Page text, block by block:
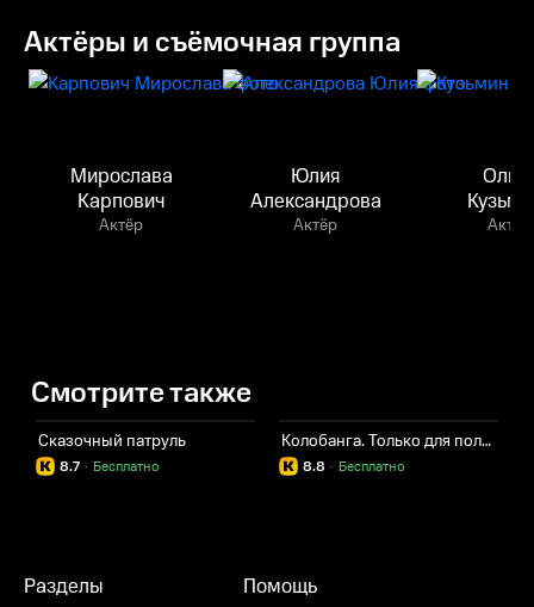
Актёры и съёмочная группа
Мирослава
Карпович
Актёр
Юлия
Александрова
Актёр Актёр
Смотрите также
Сказочный патруль
8.7 Бесплатно
·
Колобанга. Только для пользователей Интернета
8.8 Бесплатно
·
Разделы Помощь